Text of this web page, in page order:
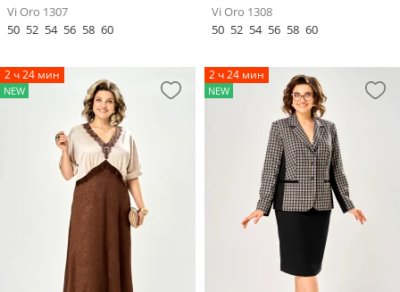
Vi Oro 1307
50 52 54 56 58 60
Vi Oro 1308
50 52 54 56 58 60
2 ч 24 мин
NEW
2 ч 24 мин
NEW